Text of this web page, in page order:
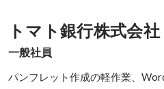
トマト銀行株式会社
一般社員
パンフレット作成の軽作業、